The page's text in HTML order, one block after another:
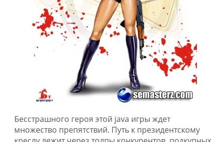
Бесстрашного героя этой java игры ждет
множество препятствий. Путь к президентскому